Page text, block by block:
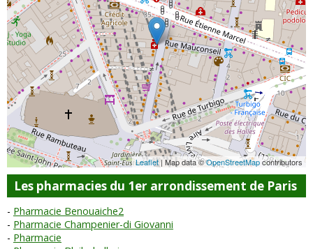
Leaflet| Map data ©OpenStreetMapcontributors
Les pharmacies du 1er arrondissement de Paris
Pharmacie Benouaiche2
Pharmacie Champenier-di Giovanni
Pharmacie